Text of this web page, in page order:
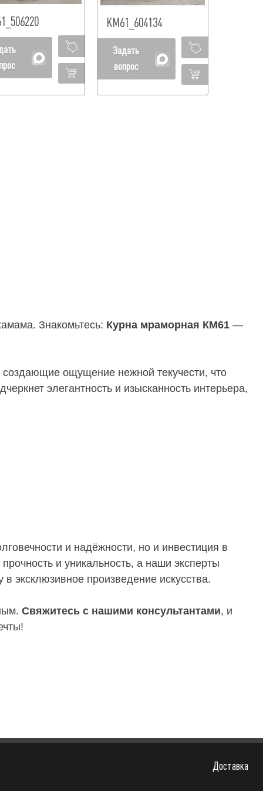
КМ61_604134
Задать
вопрос
Знакомьтесь: Курна мраморная КМ61—
ощущение нежной текучести, что
элегантность и изысканность интерьера,
и надёжности, но и инвестиция в
и уникальность, а наши эксперты
эксклюзивное произведение искусства.
Свяжитесь с нашими консультантами, и
Доставка